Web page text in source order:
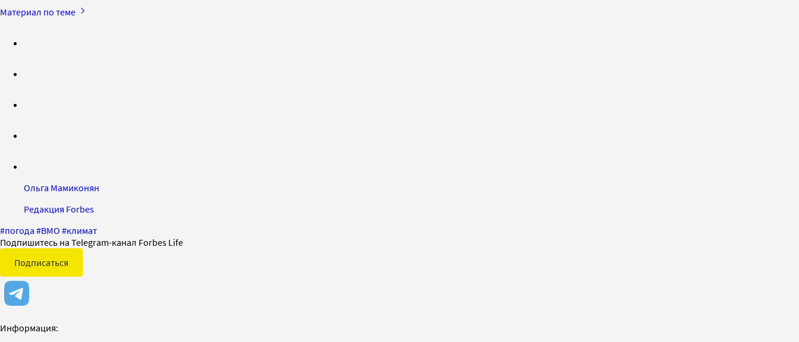
Материал по теме
Ольга Мамиконян
Редакция Forbes
#погода #ВМО #климат
Подпишитесь на Telegram-канал Forbes Life
Подписаться
Информация: